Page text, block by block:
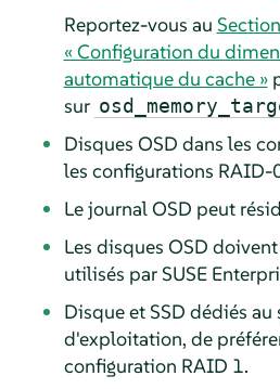
Reportez-vous au
« Configuration du
automatique du cache »
sur
Disques OSD dans les
les configurations
Le journal OSD peut
Les disques OSD
utilisés par SUSE
Disque et SSD dédiés au
d'exploitation, de
configuration RAID 1.